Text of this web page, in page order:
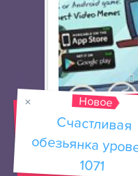
Троллфейс
Новое
Счастливая
обезьянка уровень
1071